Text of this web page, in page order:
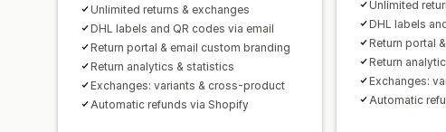
Unlimited returns & exchanges
DHL labels and QR codes via email
Return portal & email custom branding
Return analytics & statistics
Exchanges: variants & cross-product
Automatic refunds via Shopify
Unlimited
DHL labels
Return portal
Return
Exchanges:
Automatic